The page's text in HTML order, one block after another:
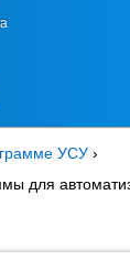
УСУ ›
для